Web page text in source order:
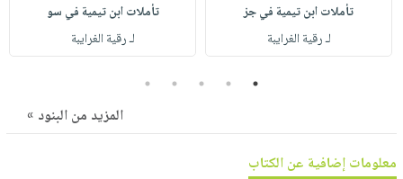
أطفال
مناسبات
أسئلة
طرحها
وفرات
انشر
التسوق
نشرة
تأملات ابن تيمية في جز
لـ رقية الغرايبة
تأملات ابن تيمية في سو
لـ رقية الغرايبة
1
2
3
4
5
المزيد من البنود »
معلومات إضافية عن الكتاب